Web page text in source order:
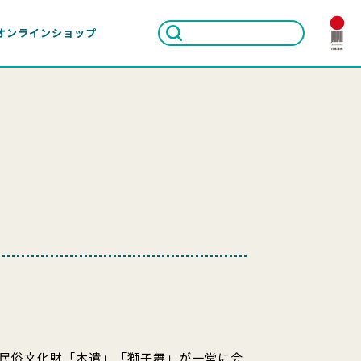
ンラインショップ
俗文化財「木遣」「獅子舞」が一堂に会